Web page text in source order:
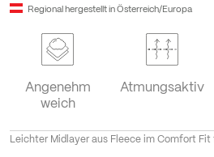
Regional hergestellt in Österreich/Europa
Angenehm
weich
Atmungsaktiv
Leichter Midlayer aus Fleece im Comfort